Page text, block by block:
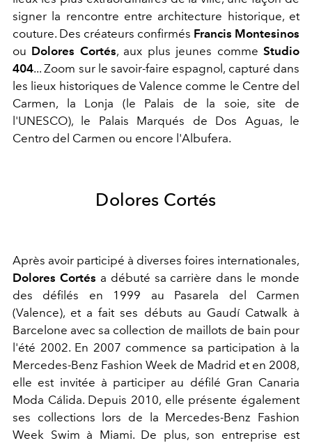
signer la rencontre entre architecture historique, et
couture. Des créateurs confirmés Francis Montesinos
ou Dolores Cortés, aux plus jeunes commeStudio
404... Zoom sur le savoir-faire espagnol, capturé dans
les lieux historiques de Valence comme le Centre del
Carmen, la Lonja (le Palais de la soie, site de
l'UNESCO), le Palais Marqués de Dos Aguas, le
Centro del Carmen ou encore l'Albufera.
Dolores Cortés
Après avoir participé à diverses foires internationales,
Dolores Cortés a débuté sa carrière dans le monde
des défilés en 1999 au Pasarela del Carmen
(Valence), et a fait ses débuts au Gaudí Catwalk à
Barcelone avec sa collection de maillots de bain pour
l'été 2002. En 2007 commence sa participation à la
Mercedes-Benz Fashion Week de Madrid et en 2008,
elle est invitée à participer au défilé Gran Canaria
Moda Cálida. Depuis 2010, elle présente également
ses collections lors de la Mercedes-Benz Fashion
Week Swim à Miami. De plus, son entreprise est